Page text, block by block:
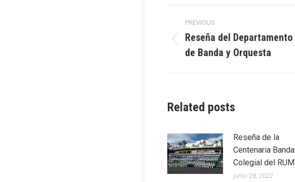
Post
navigation
PREVIOUS
post:
Reseña del Departamento
de Banda y Orquesta
Related posts
Reseña de la
Centenaria Banda
Colegial del RUM
junio 28, 2022